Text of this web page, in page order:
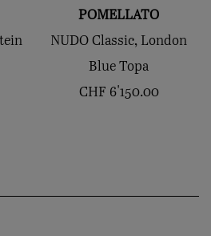
POMELLATO
NUDO Classic, London
Blue Topa
CHF 6'150.00